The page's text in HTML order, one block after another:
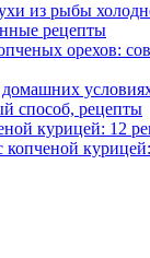
из рыбы
рецепты
орехов:
способ, рецепты
курицей: 12